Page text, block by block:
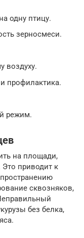
одну птицу.
зерносмеси.
воздуху.
профилактика.
режим.
на площади,
приводит к
сквозняков,
без белка,